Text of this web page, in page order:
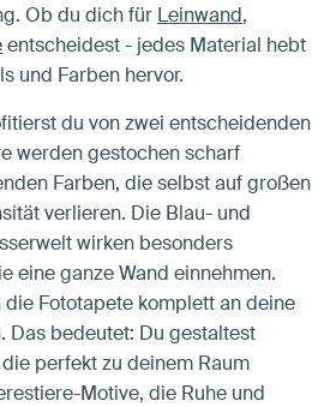
Ob du dich für Leinwand,
entscheidest - jedes Material hebt
und Farben hervor.
du von zwei entscheidenden
werden gestochen scharf
Farben, die selbst auf großen
verlieren. Die Blau- und
wirken besonders
eine ganze Wand einnehmen.
Fototapete komplett an deine
Das bedeutet: Du gestaltest
perfekt zu deinem Raum
Motive, die Ruhe und